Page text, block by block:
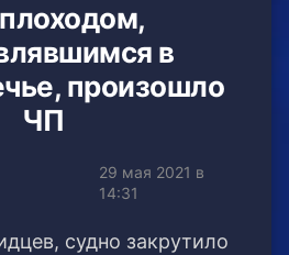
в
произошло
ЧП
29 мая 2021 в
14:31
судно закрутило